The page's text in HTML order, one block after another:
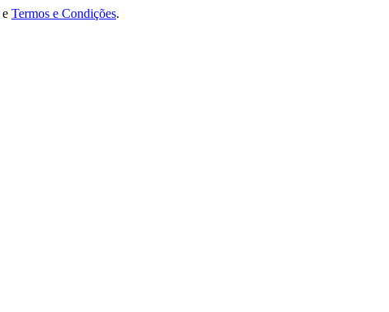
e Termos e Condições.